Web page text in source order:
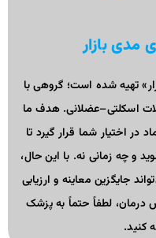
مدی بازار
تهیه شده است؛ گروهی با
اسکلتی–عضلانی. هدف ما
در اختیار شما قرار گیرد تا
و چه زمانی نه. با این حال،
جایگزین معاینه و ارزیابی
درمان، لطفاً حتماً به پزشک